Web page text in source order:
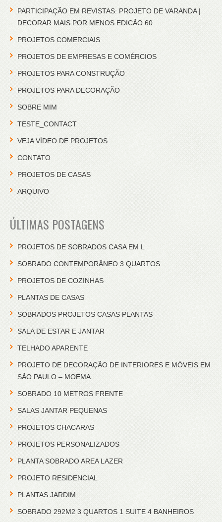
PARTICIPAÇÃO EM REVISTAS: PROJETO DE VARANDA |
DECORAR MAIS POR MENOS EDICÃO 60
PROJETOS COMERCIAIS
PROJETOS DE EMPRESAS E COMÉRCIOS
PROJETOS PARA CONSTRUÇÃO
PROJETOS PARA DECORAÇÃO
SOBRE MIM
TESTE_CONTACT
VEJA VÍDEO DE PROJETOS
CONTATO
PROJETOS DE CASAS
ARQUIVO
ÚLTIMAS POSTAGENS
PROJETOS DE SOBRADOS CASA EM L
SOBRADO CONTEMPORÂNEO 3 QUARTOS
PROJETOS DE COZINHAS
PLANTAS DE CASAS
SOBRADOS PROJETOS CASAS PLANTAS
SALA DE ESTAR E JANTAR
TELHADO APARENTE
PROJETO DE DECORAÇÃO DE INTERIORES E MÓVEIS EM
SÃO PAULO – MOEMA
SOBRADO 10 METROS FRENTE
SALAS JANTAR PEQUENAS
PROJETOS CHACARAS
PROJETOS PERSONALIZADOS
PLANTA SOBRADO AREA LAZER
PROJETO RESIDENCIAL
PLANTAS JARDIM
SOBRADO 292M2 3 QUARTOS 1 SUITE 4 BANHEIROS